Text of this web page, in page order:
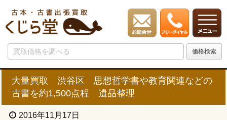
大量買取 渋谷区 思想哲学書や教育関連などの
古書を約1,500点程 遺品整理
2016年11月17日